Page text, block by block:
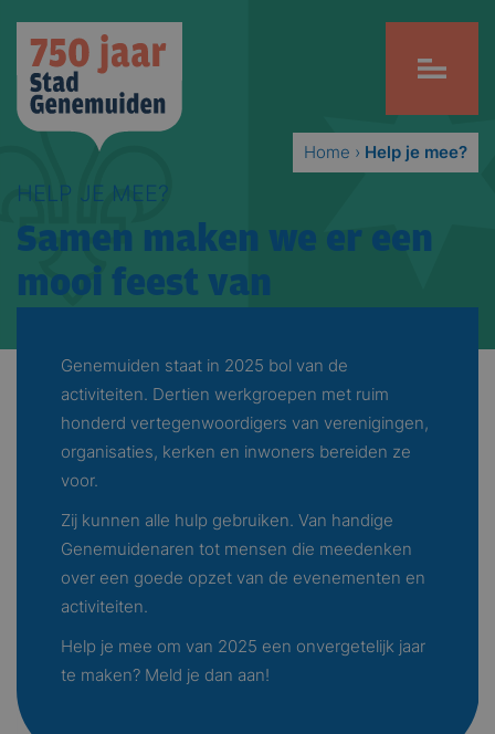
Home › Help je mee?
HELP JE MEE?
Samen maken we er een
mooi feest van
Genemuiden staat in 2025 bol van de
activiteiten. Dertien werkgroepen met ruim
honderd vertegenwoordigers van verenigingen,
organisaties, kerken en inwoners bereiden ze
voor.
Zij kunnen alle hulp gebruiken. Van handige
Genemuidenaren tot mensen die meedenken
over een goede opzet van de evenementen en
activiteiten.
Help je mee om van 2025 een onvergetelijk jaar
te maken? Meld je dan aan!